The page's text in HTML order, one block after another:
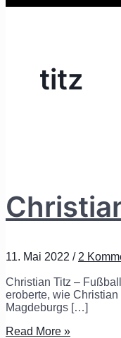
titz
11. Mai 2022 / 2
Christian Titz –
eroberte, wie
Magdeburgs […]
Read More »